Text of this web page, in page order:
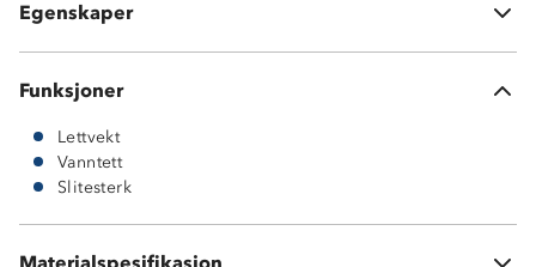
Egenskaper
Forsterket tå- og hælparti
Funksjoner
Lettvekt
Vanntett
Slitesterk